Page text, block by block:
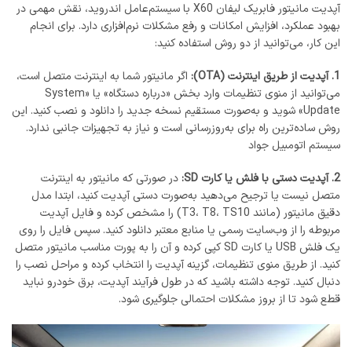
آپدیت مانیتور فابریک لیفان X60 با سیستم‌عامل اندروید، نقش مهمی در
بهبود عملکرد، افزایش امکانات و رفع مشکلات نرم‌افزاری دارد. برای انجام
این کار، می‌توانید از دو روش استفاده کنید:
1. آپدیت از طریق اینترنت (OTA):
اگر مانیتور شما به اینترنت متصل است،
می‌توانید از منوی تنظیمات وارد بخش «درباره دستگاه» یا «System
Update» شوید و به‌صورت مستقیم نسخه جدید را دانلود و نصب کنید. این
روش ساده‌ترین راه برای به‌روزرسانی است و نیاز به تجهیزات جانبی ندارد.
سیستم اتومبیل جواد
2. آپدیت دستی با فلش یا کارت SD:
در صورتی که مانیتور به اینترنت
متصل نیست یا ترجیح می‌دهید به‌صورت دستی آپدیت کنید، ابتدا مدل
دقیق مانیتور (مانند T3، T8، TS10) را مشخص کرده و فایل آپدیت
مربوطه را از وب‌سایت رسمی یا منابع معتبر دانلود کنید. سپس فایل را روی
یک فلش USB یا کارت SD کپی کرده و آن را به پورت مناسب مانیتور متصل
کنید. از طریق منوی تنظیمات، گزینه آپدیت را انتخاب کرده و مراحل نصب را
دنبال کنید. توجه داشته باشید که در طول فرآیند آپدیت، برق خودرو نباید
قطع شود تا از بروز مشکلات احتمالی جلوگیری شود.